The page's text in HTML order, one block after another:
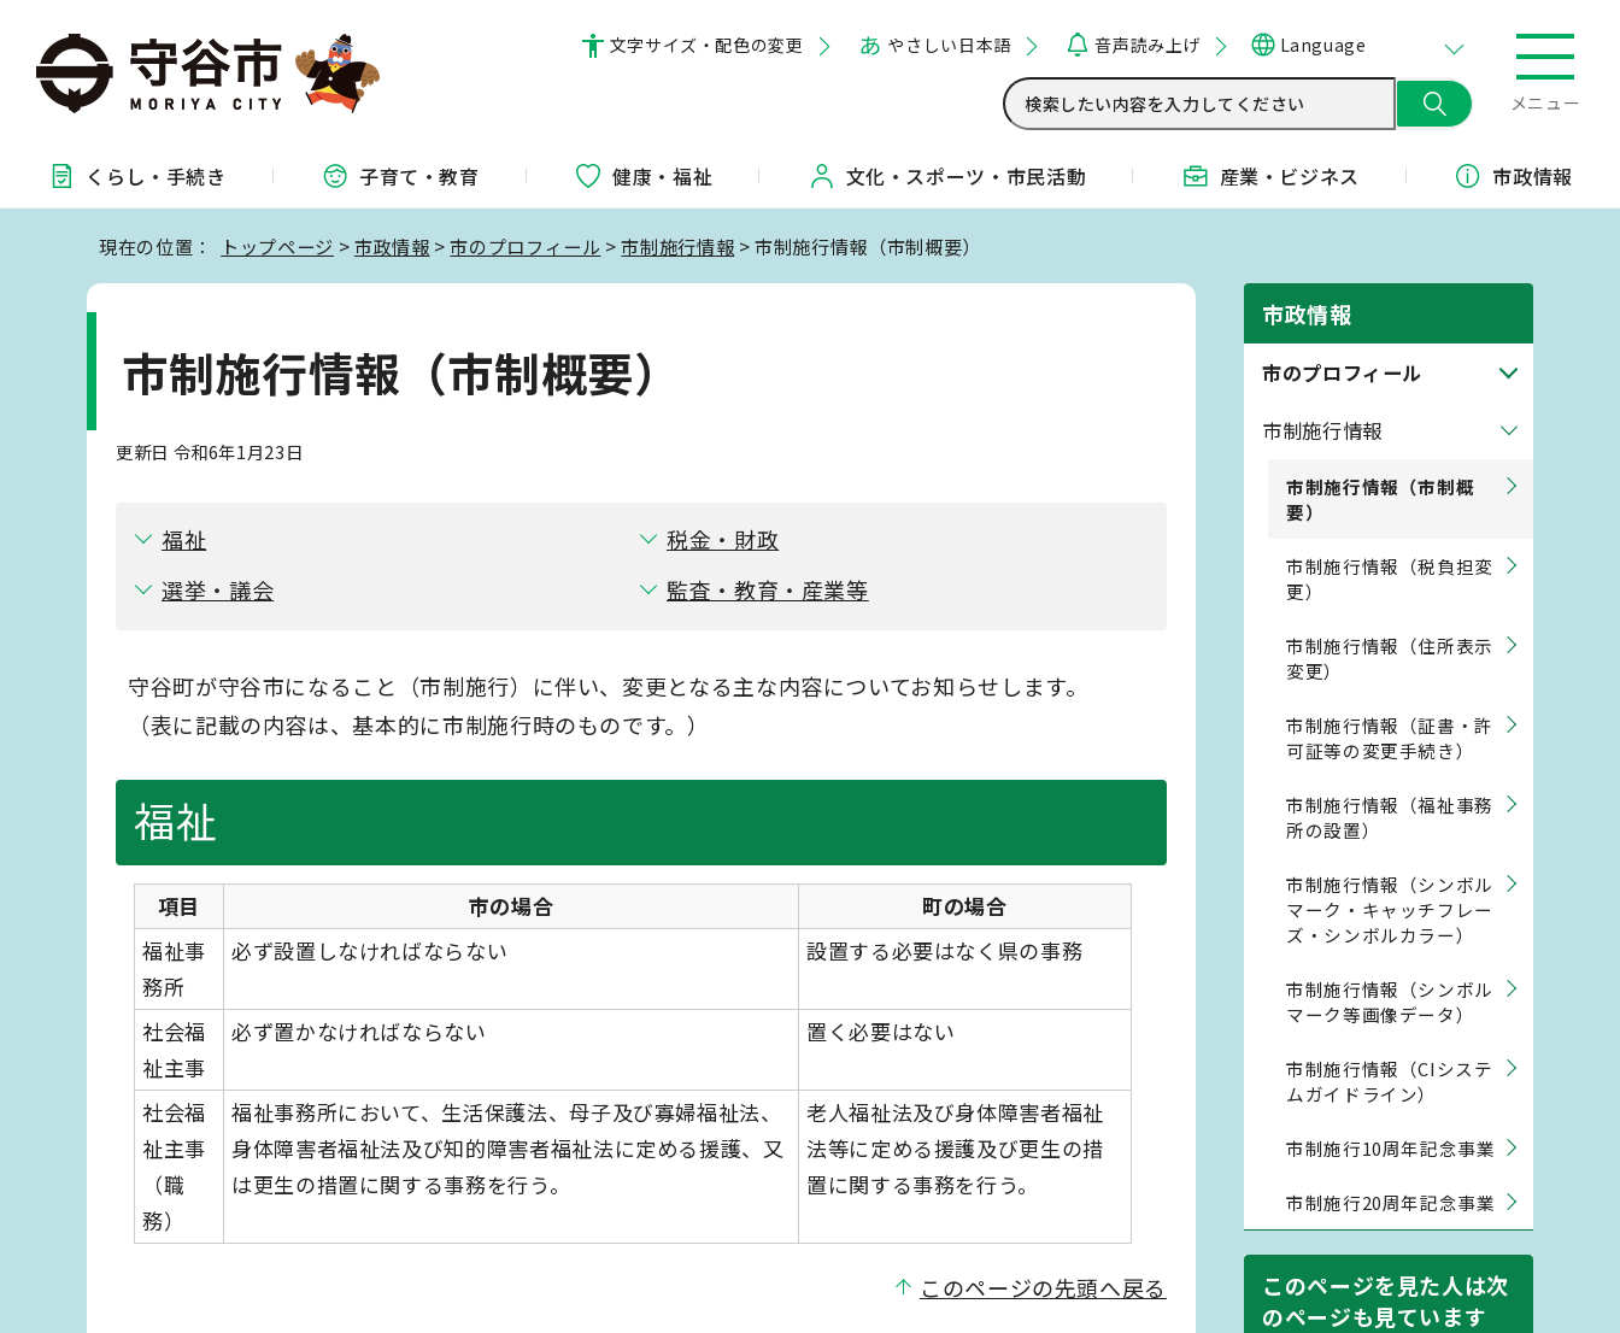
文字サイズ・配色の変更 やさしい日本語 音声読み上げ Language
メニュー
くらし・ 手続き 子育て・教育 健康・福祉 文化・ スポーツ・ 市民活動 産業・ ビジネス 市政情報
現在の位置： トップページ >市政情報 >市のプロフィール >市制施行情報 > 市制施行情報（市制概要）
市制施行情報（市制概要）
更新日 令和6年1月23日
福祉
税金・財政
選挙・議会
監査・教育・産業等
守谷町が守谷市になること（市制施行）に伴い、変更となる主な内容についてお知らせします。
（表に記載の内容は、基本的に市制施行時のものです。）
福祉
項目 市の場合
町の場合
福祉事
務所
必ず設置しなければならない 設置する必要はなく県の事務
社会福
祉主事
必ず置かなければならない 置く必要はない
社会福
祉主事
（職
務）
福祉事務所において、生活保護法、母子及び寡婦福祉法、
身体障害者福祉法及び知的障害者福祉法に定める援護、又
は更生の措置に関する事務を行う。
老人福祉法及び身体障害者福祉
法等に定める援護及び更生の措
置に関する事務を行う。
このページの先頭へ戻る
市政情報
市のプロフィール
市制施行情報
市制施行情報（市制概
要）
市制施行情報（税負担変
更）
市制施行情報（住所表示
変更）
市制施行情報（証書・許
可証等の変更手続き）
市制施行情報（福祉事務
所の設置）
市制施行情報（シンボル
マーク・キャッチフレー
ズ・シンボルカラー）
市制施行情報（シンボル
マーク等画像データ）
市制施行情報（CIシステ
ムガイドライン）
市制施行10周年記念事業
市制施行20周年記念事業
このページを見た人は次
のページも見ています